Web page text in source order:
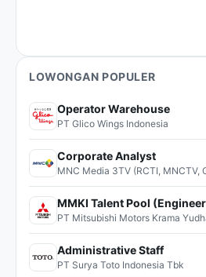
LOWONGAN POPULER
Operator Warehouse
PT Glico Wings Indonesia
Corporate Analyst
MNC Media 3TV (RCTI, MNCTV,
PT Mitsubishi Motors Krama
Administrative Staff
PT Surya Toto Indonesia Tbk